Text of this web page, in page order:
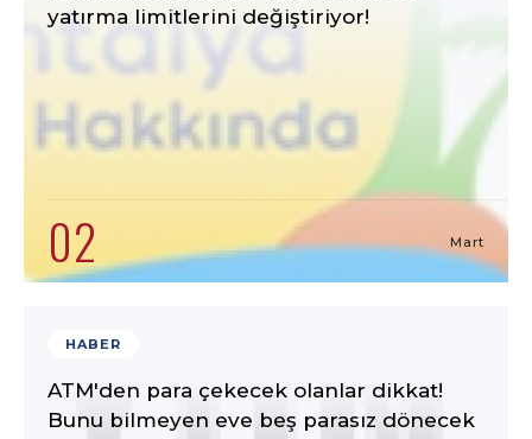
yatırma limitlerini değiştiriyor!
02 Mart
HABER
ATM'den para çekecek olanlar dikkat!
Bunu bilmeyen eve beş parasız dönecek